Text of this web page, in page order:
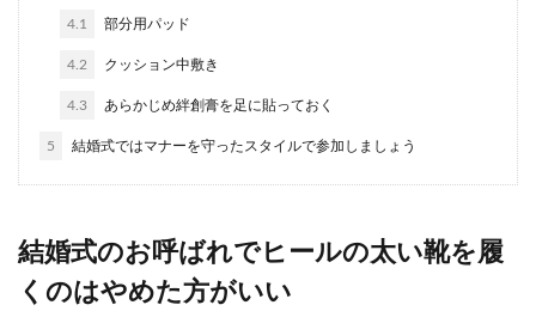
性心理を状況別に紹介
人がメガネを外す心理にはどんなことが隠れてい
るのか気になりませんか？ いつもメガネをかけて
高学歴の女性が結婚できない原因と結
婚するために必要なこと
4.1 部分用パッド
4.2 クッション中敷き
4.3 あらかじめ絆創膏を足に貼っておく
5 結婚式ではマナーを守ったスタイルで参加しましょう
結婚式のお呼ばれでヒールの太い靴を履
くのはやめた方がいい